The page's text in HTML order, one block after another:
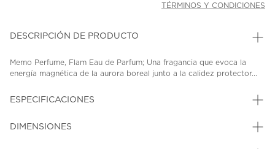
TÉRMINOS Y CONDICIONES
DESCRIPCIÓN DE PRODUCTO
Memo Perfume, Flam Eau de Parfum; Una fragancia que evoca la
energía magnética de la aurora boreal junto a la calidez protector...
ESPECIFICACIONES
DIMENSIONES